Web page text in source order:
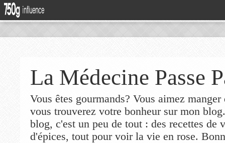
La Médecine Passe
Vous êtes gourmands? Vous aimez
vous trouverez votre bonheur sur mon
blog, c'est un peu de tout : des recettes de
d'épices, tout pour voir la vie en rose.